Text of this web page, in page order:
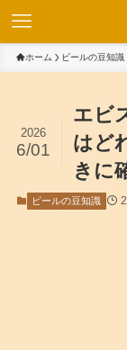
ホーム ビールの豆知識
エビ
はど
きに
2026
6/01
ビールの豆知識